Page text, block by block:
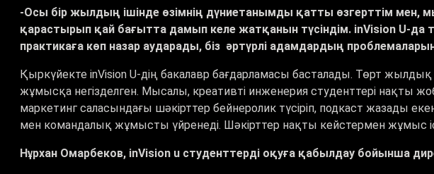
-Осы бір жылдың ішінде өзімнің дүниетанымды қатты өзгерттім
қарастырып қай бағытта дамып келе жатқанын түсіндім. inVision U-да
практикаға көп назар аударады, біз әртүрлі адамдардың
Қыркүйекте inVision U-дің бакалавр бағдарламасы басталады. Төрт
жұмысқа негізделген. Мысалы, креативті инженерия студенттері нақты
маркетинг саласындағы шәкірттер бейнеролик түсіріп, подкаст жазады
мен командалық жұмысты үйренеді. Шәкірттер нақты кейстермен жұмыс
Нұрхан Омарбеков, inVision u студенттерді оқуға қабылдау бойынша